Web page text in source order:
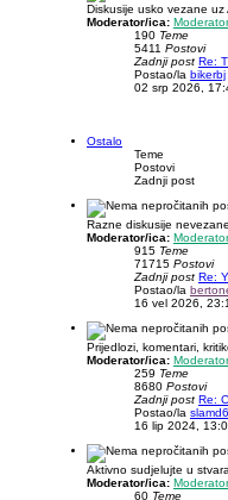
Diskusije usko vezane uz
Moderator/ica:
190 Teme
5411 Postovi
Zadnji post Re:
Postao/la bikerbj
02 srp 2026,
Ostalo
Teme
Postovi
Zadnji post
Razne diskusije
Moderator/ica:
915 Teme
71715 Postovi
Zadnji post Re:
Postao/la
16 vel 2026,
Prijedlozi, komentari,
Moderator/ica:
259 Teme
8680 Postovi
Zadnji post Re:
Postao/la
16 lip 2024,
Aktivno sudjelujte u
Moderator/ica:
60 Teme